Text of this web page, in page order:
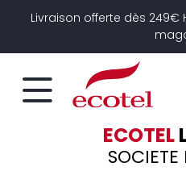
Livraison offerte dès 249€
ECOTEL
SOCIETE
Panneau de gestion des